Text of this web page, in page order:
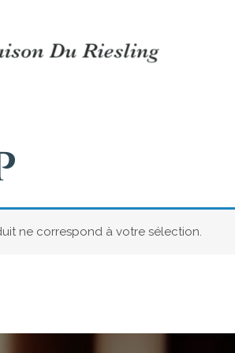
ne correspond à votre sélection.